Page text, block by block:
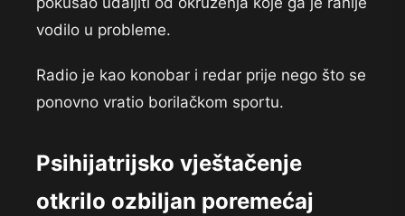
vodilo u probleme.
Radio je kao konobar i redar prije nego što se
ponovno vratio borilačkom sportu.
Psihijatrijsko vještačenje
otkrilo ozbiljan poremećaj